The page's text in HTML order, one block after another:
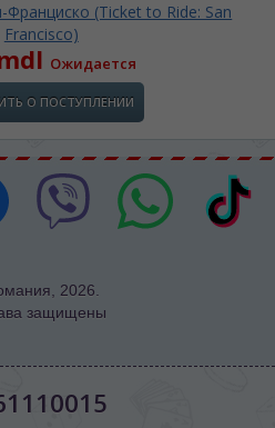
Франциско (Ticket to Ride: San
Francisco)
Ожидается
О ПОСТУПЛЕНИИ
2026.
защищены